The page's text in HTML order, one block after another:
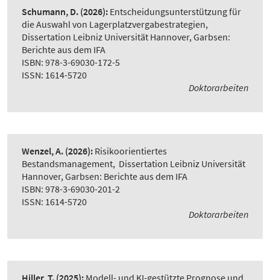
Schumann, D. (2026): Entscheidungsunterstützung für
die Auswahl von Lagerplatzvergabestrategien,
Dissertation Leibniz Universität Hannover, Garbsen:
Berichte aus dem IFA
ISBN: 978-3-69030-172-5
ISSN: 1614-5720
Doktorarbeiten
Wenzel, A. (2026): Risikoorientiertes
Bestandsmanagement, Dissertation Leibniz Universität
Hannover, Garbsen: Berichte aus dem IFA
ISBN: 978-3-69030-201-2
ISSN: 1614-5720
Doktorarbeiten